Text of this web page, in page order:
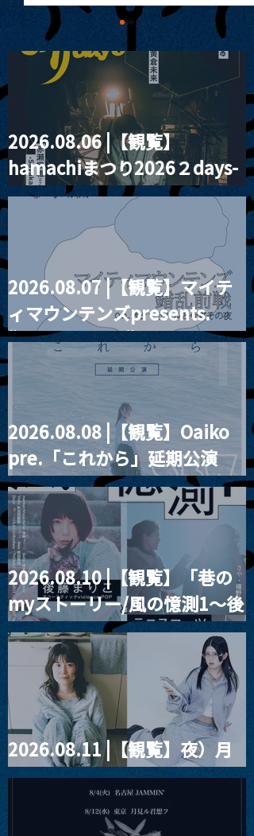
MoonRomantic
Channel1周年記念Live
2026.08.06 |【観覧】
hamachiまつり2026２days-
月見ル君想フ編②
2026.08.07 |【観覧】マイテ
ィマウンテンズpresents.
“HALL-IN-ONE”
2026.08.08 |【観覧】Oaiko
pre.「これから」延期公演
Blurred City Lights × 17歳
とベルリンの壁
2026.08.10 |【観覧】「巷の
myストーリー/風の憶測1～後
藤まりこアコースティック
violence POPとテニスコー
ツ」
2026.08.11 |【観覧】夜）月
見ル君想フpre. Sugar Shock